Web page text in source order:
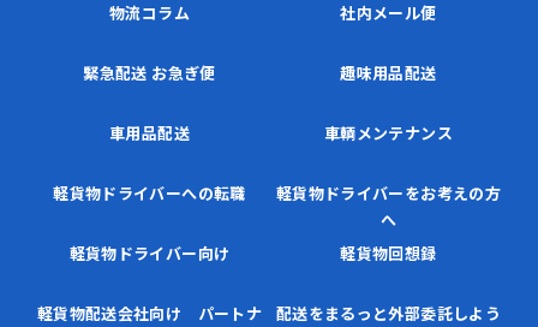
物流コラム 社内メール便
緊急配送 お急ぎ便 趣味用品配送
車用品配送 車輌メンテナンス
軽貨物ドライバーへの転職
軽貨物ドライバーをお考えの方
へ
軽貨物ドライバー向け
軽貨物回想録
軽貨物配送会社向け パートナ
配送をまるっと外部委託しよう